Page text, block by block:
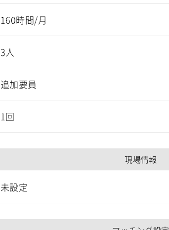
160時間/月
3人
追加要員
1回
現場情報
未設定